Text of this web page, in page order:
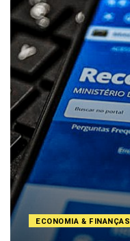
ECONOMIA & FINANÇAS